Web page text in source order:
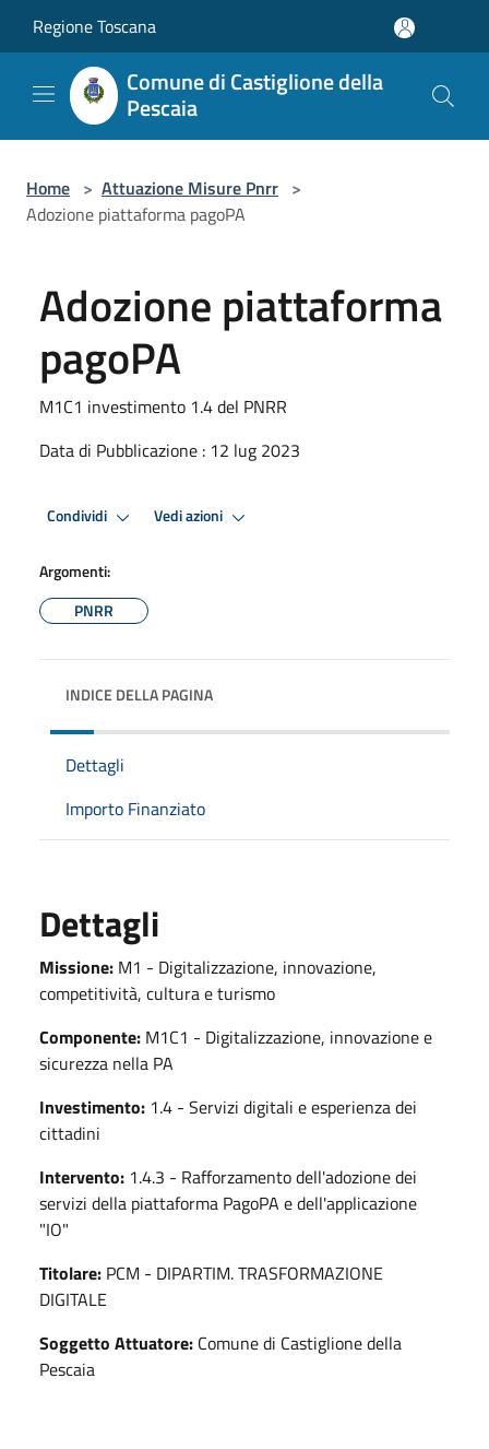
Regione Toscana
Comune di Castiglione della
Pescaia
Home > Attuazione Misure Pnrr >
Adozione piattaforma pagoPA
Adozione piattaforma
pagoPA
M1C1 investimento 1.4 del PNRR
Data di Pubblicazione : 12 lug 2023
Condividi Vedi azioni
Argomenti:
PNRR
INDICE DELLA PAGINA
Dettagli
Importo Finanziato
Dettagli
Missione: M1 - Digitalizzazione, innovazione,
competitività, cultura e turismo
Componente: M1C1 - Digitalizzazione, innovazione e
sicurezza nella PA
Investimento: 1.4 - Servizi digitali e esperienza dei
cittadini
Intervento: 1.4.3 - Rafforzamento dell'adozione dei
servizi della piattaforma PagoPA e dell'applicazione
"IO"
Titolare: PCM - DIPARTIM. TRASFORMAZIONE
DIGITALE
Soggetto Attuatore: Comune di Castiglione della
Pescaia